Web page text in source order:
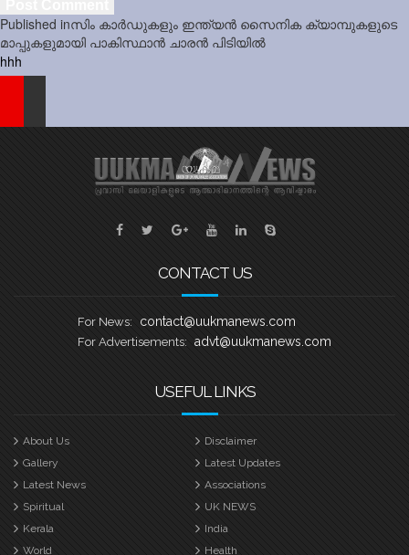
Post
navigation
Published inസിം കാര്‍ഡുകളും ഇന്ത്യന്‍ സൈനിക ക്യാമ്പുകളുടെ
മാപ്പുകളുമായി പാകിസ്ഥാന്‍ ചാരന്‍ പിടിയില്‍
hhh
CONTACT US
For News: contact@uukmanews.com
For Advertisements: advt@uukmanews.com
USEFUL LINKS
About Us
Disclaimer
Gallery
Latest Updates
Latest News
Associations
Spiritual
UK NEWS
Kerala
India
World
Health